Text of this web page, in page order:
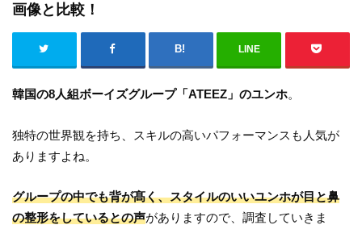
画像と比較！
LINE
韓国の8人組ボーイズグループ「ATEEZ」のユンホ。
独特の世界観を持ち、スキルの高いパフォーマンスも人気が
ありますよね。
グループの中でも背が髙く、スタイルのいいユンホが目と鼻
の整形をしているとの声がありますので、調査していきま